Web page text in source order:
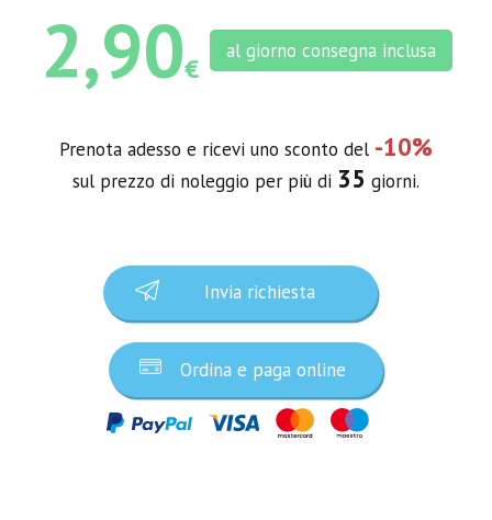
2,90€
al giorno consegna inclusa
Prenota adesso e ricevi uno sconto del -10%
sul prezzo di noleggio per più di 35 giorni.
Invia richiesta
Ordina e paga online